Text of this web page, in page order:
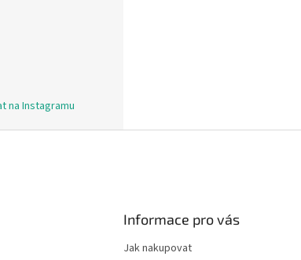
na Instagramu
Informace pro vás
Jak nakupovat